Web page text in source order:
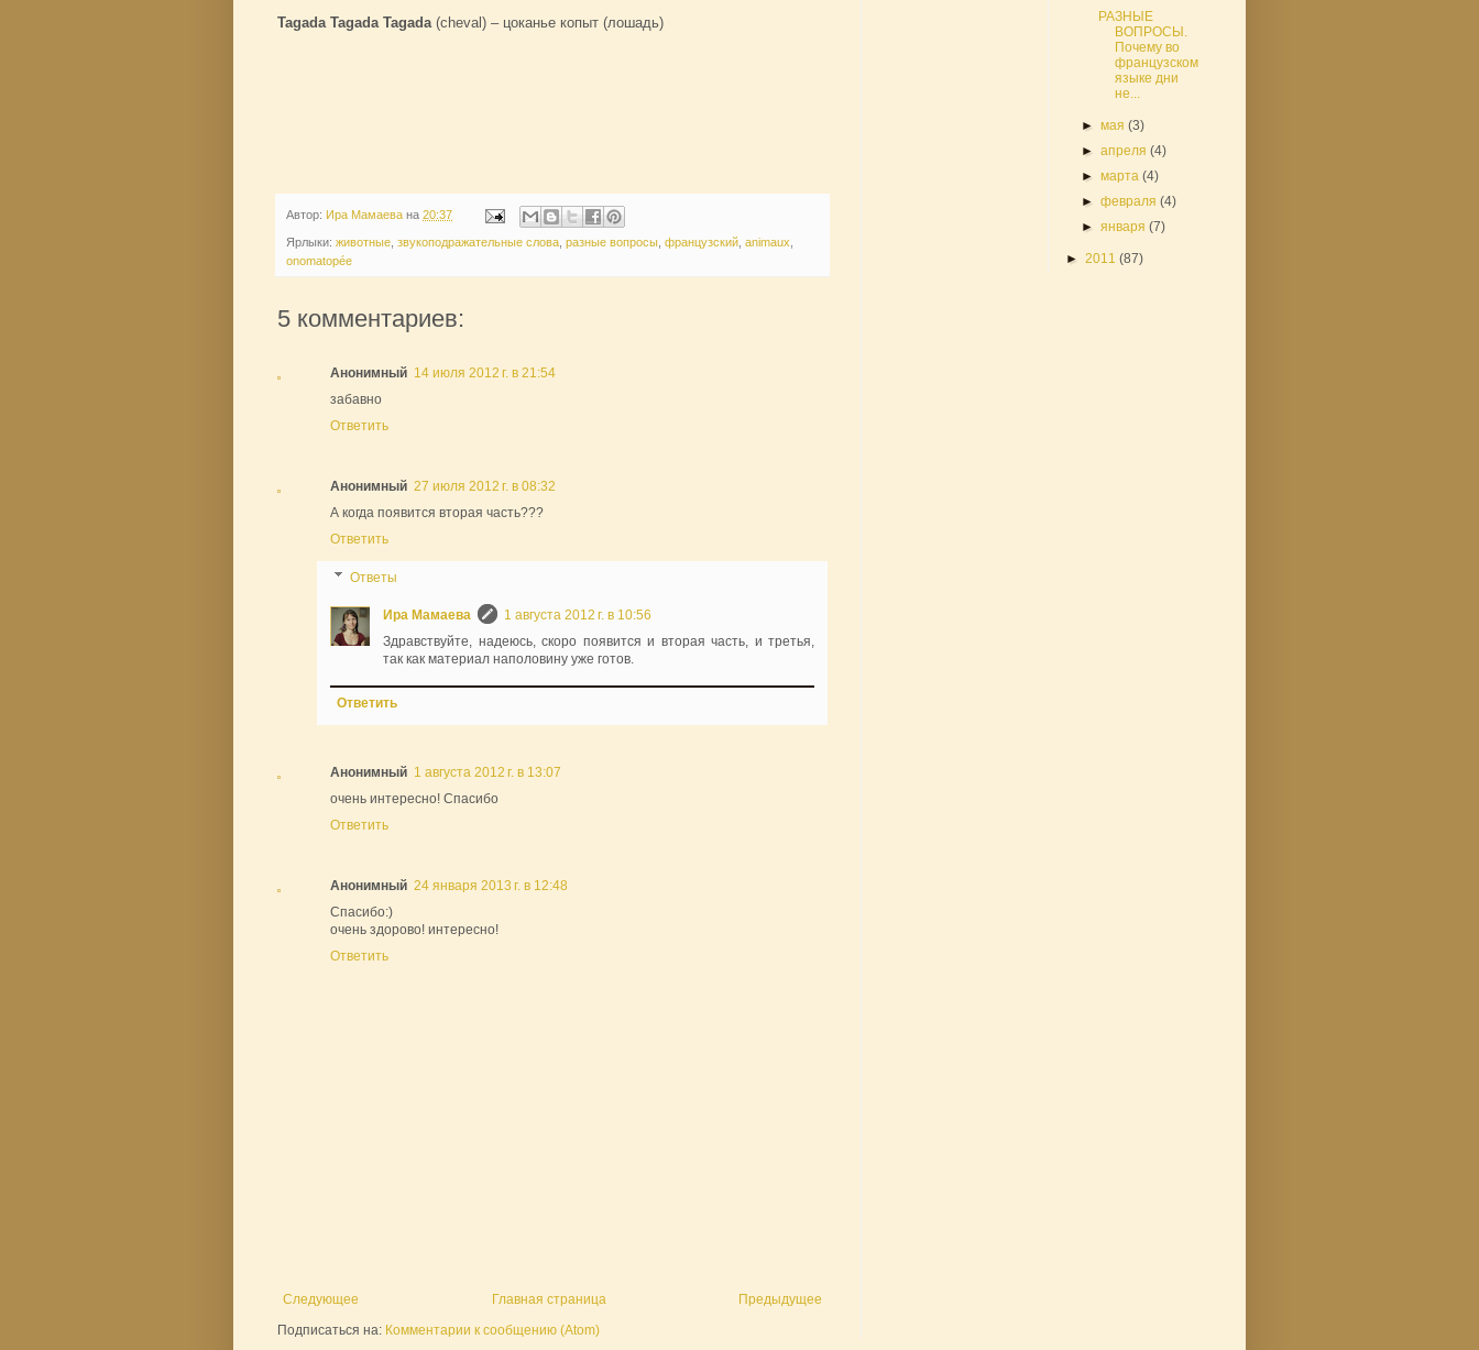
Tagada Tagada Tagada(cheval) – цоканье копыт (лошадь)
Автор: Ира Мамаева на 20:37
Ярлыки: животные звукоподражательные слова разные вопросы французский animaux
onomatopée
5 комментариев:
Анонимный 14 июля 2012 г. в 21:54
забавно
Ответить
Анонимный 27 июля 2012 г. в 08:32
А когда появится вторая часть???
Ответить
Ответы
Ира Мамаева
1 августа 2012 г. в 10:56
Здравствуйте, надеюсь, скоро появится и вторая часть, и третья,
так как материал наполовину уже готов.
Ответить
Анонимный 1 августа 2012 г. в 13:07
очень интересно! Спасибо
Ответить
Анонимный 24 января 2013 г. в 12:48
Спасибо:)
очень здорово! интересно!
Ответить
Следующее Предыдущее
Главная страница
Подписаться на: Комментарии к сообщению (Atom)
РАЗНЫЕ
ВОПРОСЫ.
Почему во
французском
языке дни
не...
►мая(3)
►апреля(4)
►марта(4)
►февраля(4)
►января(7)
► 2011 (87)